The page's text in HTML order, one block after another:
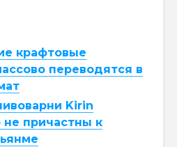
крафтовые
переводятся в
Kirin
не причастны к